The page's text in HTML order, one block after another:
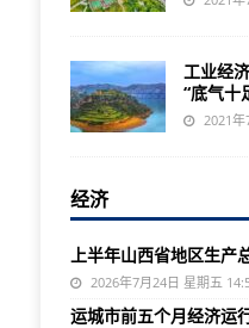
工业经
“底气十
2021年
经济
上半年山西省地区生产
2026年7月24日 星期五
运城市前五个月经济运